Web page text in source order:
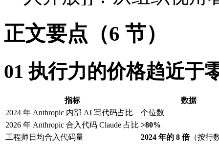
正文要点（6 节）
01 执行力的价格趋近于
指标
数据
2024 年 Anthropic 内部 AI 写代码占比
个位数
2026 年 Anthropic 合入代码 Claude 占比 >80%
工程师日均合入代码量
2024 年的 8 倍（按行